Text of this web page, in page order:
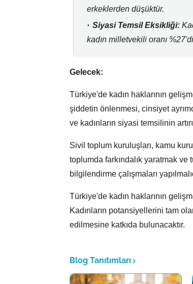
erkeklerden düşüktür.
Siyasi Temsil Eksikliği:
kadın milletvekili oranı
Gelecek:
Türkiye'de kadın haklarının
şiddetin önlenmesi, cinsiyet
ve kadınların siyasi temsilinin
Sivil toplum kuruluşları, kamu
toplumda farkındalık yaratmak
bilgilendirme çalışmaları
Türkiye'de kadın haklarının
Kadınların potansiyellerini tam
edilmesine katkıda bulunacaktır.
Blog Tanıtımları